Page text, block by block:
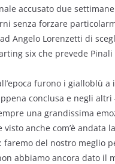
accusato due
senza forzare
Angelo Lorenzetti di
six che prevede
furono i gialloblù
conclusa e negli altri
una grandissima
anche com’è andata
del nostro meglio
abbiamo ancora dato il